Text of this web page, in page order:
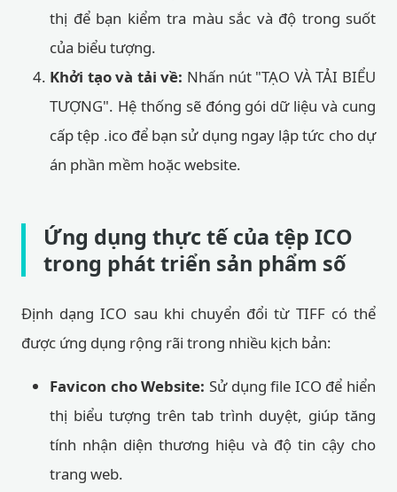
thị để bạn kiểm tra màu sắc và độ trong suốt
của biểu tượng.
Khởi tạo và tải về: Nhấn nút "TẠO VÀ TẢI BIỂU
TƯỢNG". Hệ thống sẽ đóng gói dữ liệu và cung
cấp tệp .ico để bạn sử dụng ngay lập tức cho dự
án phần mềm hoặc website.
Ứng dụng thực tế của tệp ICO
trong phát triển sản phẩm số
Định dạng ICO sau khi chuyển đổi từ TIFF có thể
được ứng dụng rộng rãi trong nhiều kịch bản:
Favicon cho Website: Sử dụng file ICO để hiển
thị biểu tượng trên tab trình duyệt, giúp tăng
tính nhận diện thương hiệu và độ tin cậy cho
trang web.